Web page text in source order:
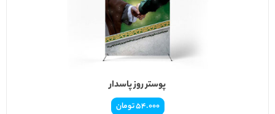
پوستر روز پاسدار
54.000تومان